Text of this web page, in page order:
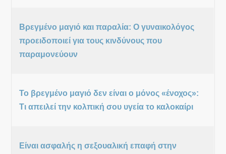
Βρεγμένο μαγιό και παραλία: Ο γυναικολόγος
προειδοποιεί για τους κινδύνους που
παραμονεύουν
Το βρεγμένο μαγιό δεν είναι ο μόνος «ένοχος»:
Τι απειλεί την κολπική σου υγεία το καλοκαίρι
Είναι ασφαλής η σεξουαλική επαφή στην